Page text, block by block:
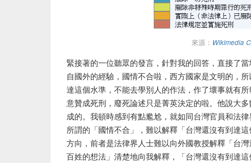
來源： Wikimedia
緊接著的一位聽眾的發言，針對我的回答，直接了
自國外的經驗，國情不合啦，西方國家是文明的，
達這個水準，不能去學別人的作法，作了壞事就有
意贊成死刑，廢死論述只是菁英決定的啦。他說大
成的。我頓時感到有點尷尬，就如同台灣官員和法
所謂的「國情不合」，難以解釋「台灣還沒有到達
方向，前者是法律界人士難以向外國教授解釋「台
百姓的想法」清楚地向我解釋，「台灣還沒有到達